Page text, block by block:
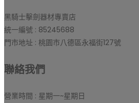
黑騎士擊劍器材專賣店
統一編號 : 85245688
門市地址 : 桃園市八德區永福街127號
聯絡我們
營業時間 : 星期一~星期日